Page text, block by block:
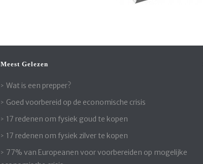
Meest Gelezen
Wat is een prepper?
Goed voorbereid op de economische crisis
17 redenen om fysiek goud te kopen
17 redenen om fysiek zilver te kopen
77% van Europeanen voor voorbereiden op mogelijke